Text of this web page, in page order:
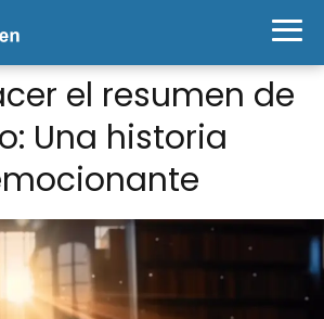
el resumen de
Una historia